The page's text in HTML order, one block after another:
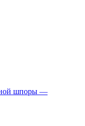
шпоры —